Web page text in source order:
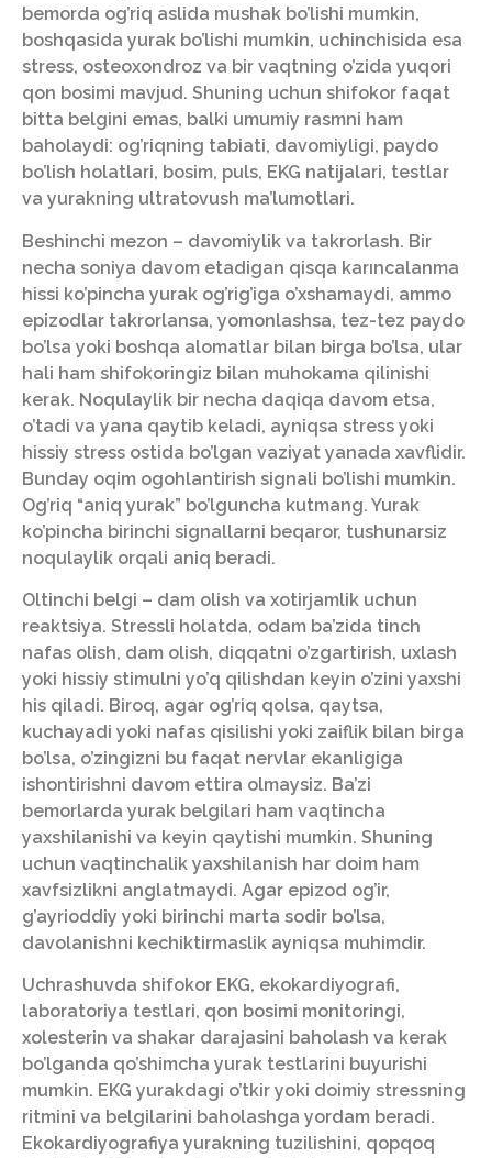
bemorda og’riq aslida mushak bo’lishi mumkin,
boshqasida yurak bo’lishi mumkin, uchinchisida esa
stress, osteoxondroz va bir vaqtning o’zida yuqori
qon bosimi mavjud. Shuning uchun shifokor faqat
bitta belgini emas, balki umumiy rasmni ham
baholaydi: og’riqning tabiati, davomiyligi, paydo
bo’lish holatlari, bosim, puls, EKG natijalari, testlar
va yurakning ultratovush ma’lumotlari.
Beshinchi mezon – davomiylik va takrorlash. Bir
necha soniya davom etadigan qisqa karıncalanma
hissi ko’pincha yurak og’rig’iga o’xshamaydi, ammo
epizodlar takrorlansa, yomonlashsa, tez-tez paydo
bo’lsa yoki boshqa alomatlar bilan birga bo’lsa, ular
hali ham shifokoringiz bilan muhokama qilinishi
kerak. Noqulaylik bir necha daqiqa davom etsa,
o’tadi va yana qaytib keladi, ayniqsa stress yoki
hissiy stress ostida bo’lgan vaziyat yanada xavflidir.
Bunday oqim ogohlantirish signali bo’lishi mumkin.
Og’riq “aniq yurak” bo’lguncha kutmang. Yurak
ko’pincha birinchi signallarni beqaror, tushunarsiz
noqulaylik orqali aniq beradi.
Oltinchi belgi – dam olish va xotirjamlik uchun
reaktsiya. Stressli holatda, odam ba’zida tinch
nafas olish, dam olish, diqqatni o’zgartirish, uxlash
yoki hissiy stimulni yo’q qilishdan keyin o’zini yaxshi
his qiladi. Biroq, agar og’riq qolsa, qaytsa,
kuchayadi yoki nafas qisilishi yoki zaiflik bilan birga
bo’lsa, o’zingizni bu faqat nervlar ekanligiga
ishontirishni davom ettira olmaysiz. Ba’zi
bemorlarda yurak belgilari ham vaqtincha
yaxshilanishi va keyin qaytishi mumkin. Shuning
uchun vaqtinchalik yaxshilanish har doim ham
xavfsizlikni anglatmaydi. Agar epizod og’ir,
g’ayrioddiy yoki birinchi marta sodir bo’lsa,
davolanishni kechiktirmaslik ayniqsa muhimdir.
Uchrashuvda shifokor EKG, ekokardiyografi,
laboratoriya testlari, qon bosimi monitoringi,
xolesterin va shakar darajasini baholash va kerak
bo’lganda qo’shimcha yurak testlarini buyurishi
mumkin. EKG yurakdagi o’tkir yoki doimiy stressning
ritmini va belgilarini baholashga yordam beradi.
Ekokardiyografiya yurakning tuzilishini, qopqoq